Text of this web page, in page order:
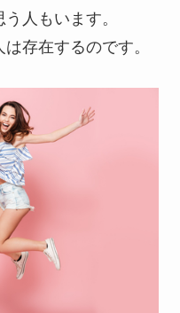
人もいます。
存在するのです。